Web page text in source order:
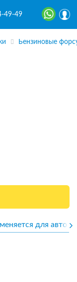
49-49
Бензиновые
для авто